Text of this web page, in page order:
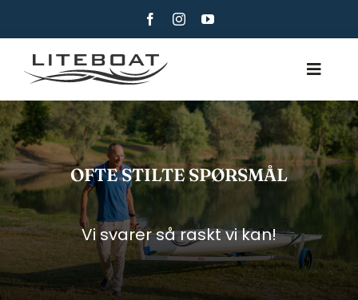
content
Toggle
OM
ROING
ROW AND SAIL
KONTAKT
NORSK BOKMÅL
OFTE STILTE SPØRSMÅL
Vi svarer så raskt vi kan!